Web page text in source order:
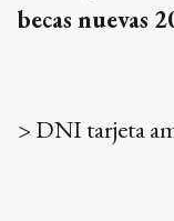
becas nuevas
> DNI tarjeta